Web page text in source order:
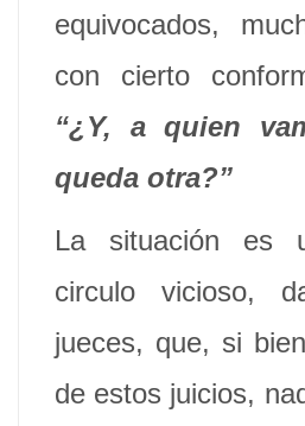
equivocados,
con cierto
“¿Y, a quien
queda otra?”
La situación es
circulo vicioso,
jueces, que, si
de estos juicios,